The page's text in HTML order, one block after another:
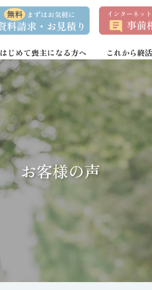
事
談
はじめて喪主になる方へ これから終
お客様の声